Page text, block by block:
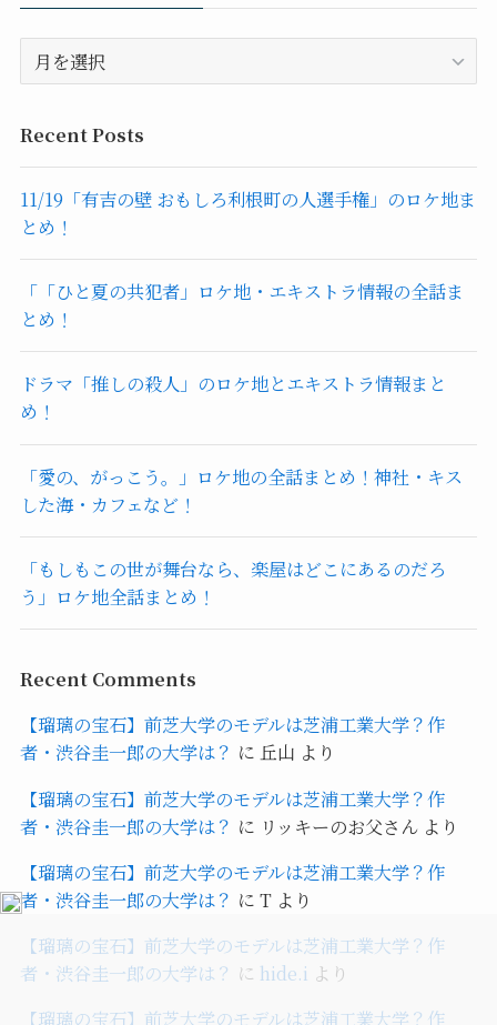
ー
ー
イ
ブ
Recent Posts
11/19「有吉の壁 おもしろ利根町の人選手権」のロケ地ま
とめ！
「「ひと夏の共犯者」ロケ地・エキストラ情報の全話ま
とめ！
ドラマ「推しの殺人」のロケ地とエキストラ情報まと
め！
「愛の、がっこう。」ロケ地の全話まとめ！神社・キス
した海・カフェなど！
「もしもこの世が舞台なら、楽屋はどこにあるのだろ
う」ロケ地全話まとめ！
Recent Comments
【瑠璃の宝石】前芝大学のモデルは芝浦工業大学？作
者・渋谷圭一郎の大学は？ に 丘山 より
【瑠璃の宝石】前芝大学のモデルは芝浦工業大学？作
者・渋谷圭一郎の大学は？ に リッキーのお父さんより
【瑠璃の宝石】前芝大学のモデルは芝浦工業大学？作
者・渋谷圭一郎の大学は？ に Tより
【瑠璃の宝石】前芝大学のモデルは芝浦工業大学？作
者・渋谷圭一郎の大学は？ に hide.i より
【瑠璃の宝石】前芝大学のモデルは芝浦工業大学？作